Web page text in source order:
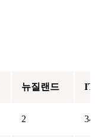
뉴질랜드 IT
2 34